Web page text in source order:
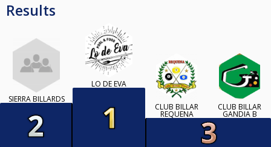
Results
SIERRA BILLARDS
LO DE EVA
CLUB BILLAR
REQUENA
CLUB BILLAR
GANDIA B